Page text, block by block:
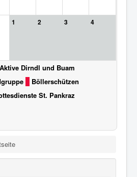
1 2 3 4
Aktive Dirndl und Buam
Böllerschützen
St. Pankraz